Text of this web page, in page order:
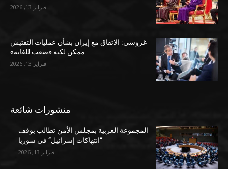
فبراير 13, 2026
غروسي: الاتفاق مع إيران بشأن عمليات التفتيش
ممكن لكنه «صعب للغاية»
فبراير 13, 2026
منشورات شائعة
المجموعة العربية بمجلس الأمن تطالب بوقف
“انتهاكات إسرائيل” في سوريا
فبراير 13, 2026